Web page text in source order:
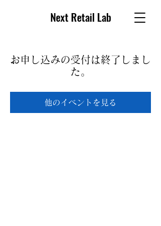
Next Retail Lab
お申し込みの受付は終了しまし
た。
他のイベントを見る